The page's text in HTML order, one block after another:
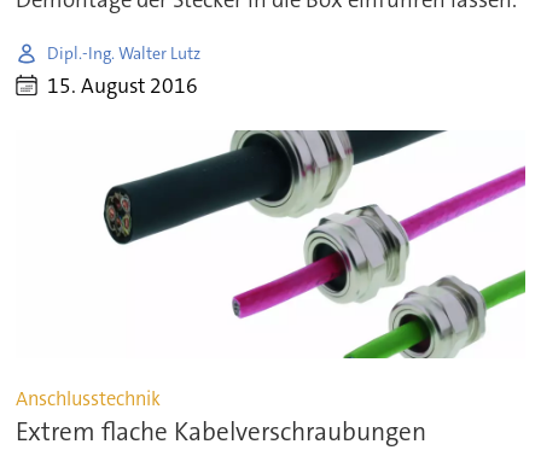
Dipl.-Ing. Walter Lutz
15. August 2016
Anschlusstechnik
Extrem flache Kabelverschraubungen